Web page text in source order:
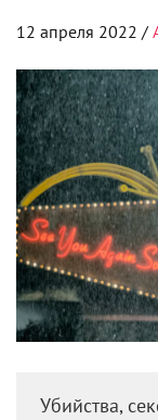
12 апреля 2022 /
Убийства,